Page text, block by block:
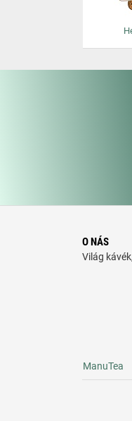
O NÁS
Világ
ManuTea